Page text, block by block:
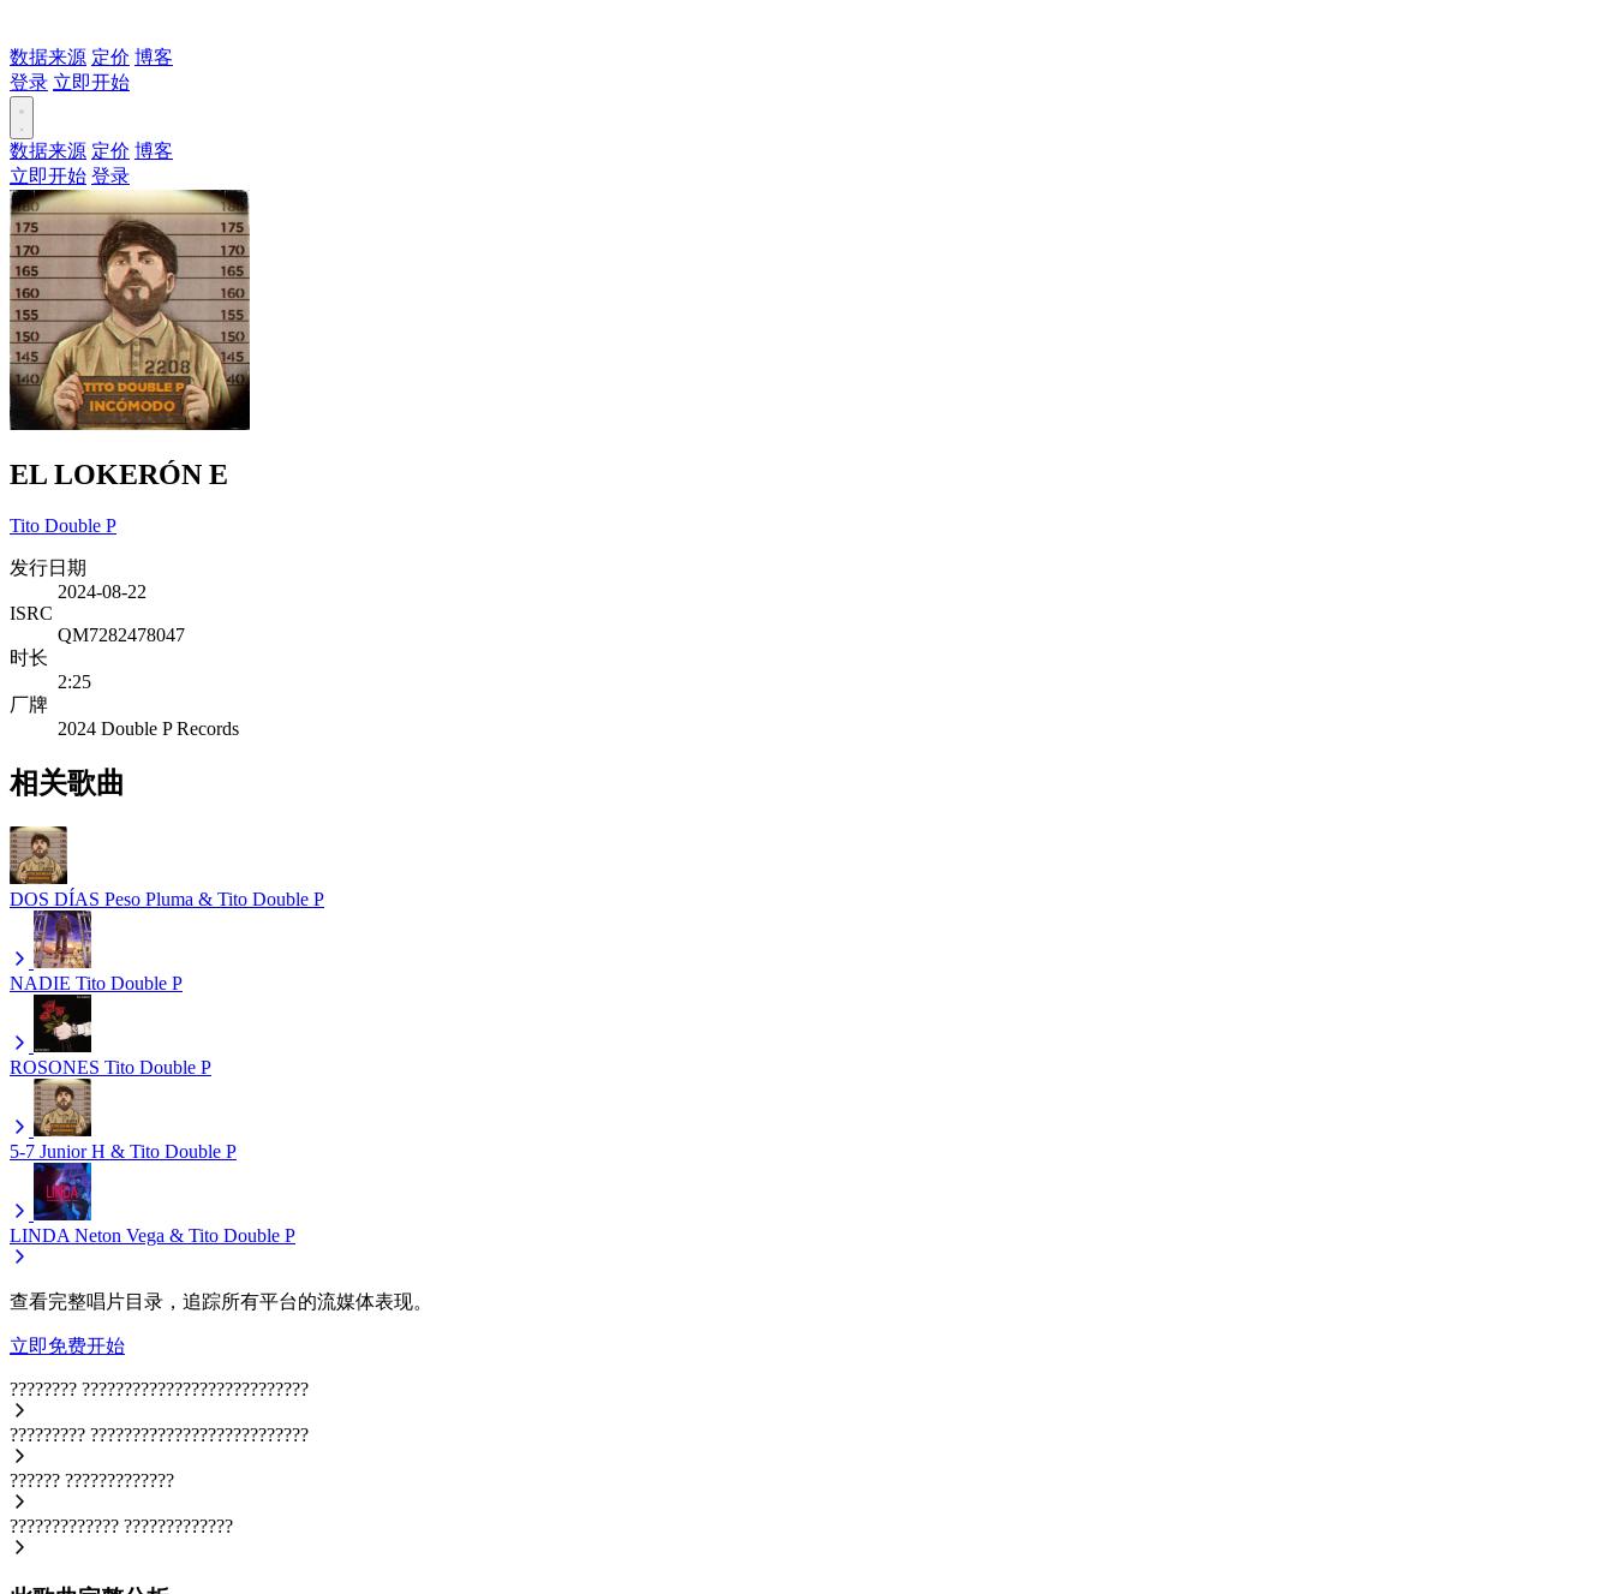
数据来源 定价 博客
登录 立即开始
数据来源 定价 博客
立即开始 登录
EL LOKERÓN E
Tito Double P
发行日期
2024-08-22
ISRC
QM7282478047
时长
2:25
厂牌
2024 Double P Records
相关歌曲
DOS DÍAS Peso Pluma & Tito Double P
NADIE Tito Double P
ROSONES Tito Double P
5-7 Junior H & Tito Double P
LINDA Neton Vega & Tito Double P
查看完整唱片目录，追踪所有平台的流媒体表现。
立即免费开始
???????? ???????????????????????????
????????? ??????????????????????????
?????? ?????????????
????????????? ?????????????